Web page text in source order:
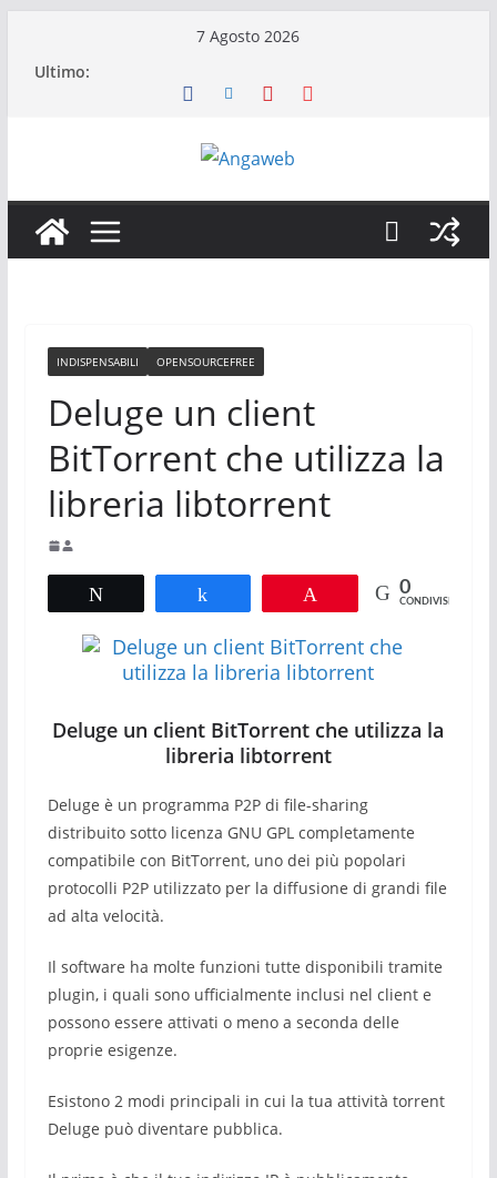
7 Agosto 2026
Ultimo:
INDISPENSABILI OPENSOURCEFREE
Deluge un client
BitTorrent che utilizza la
libreria libtorrent
0
CONDIVISIONI
Deluge un client BitTorrent che utilizza la
libreria libtorrent
Deluge è un programma P2P di file-sharing
distribuito sotto licenza GNU GPL completamente
compatibile con BitTorrent, uno dei più popolari
protocolli P2P utilizzato per la diffusione di grandi file
ad alta velocità.
Il software ha molte funzioni tutte disponibili tramite
plugin, i quali sono ufficialmente inclusi nel client e
possono essere attivati o meno a seconda delle
proprie esigenze.
Esistono 2 modi principali in cui la tua attività torrent
Deluge può diventare pubblica.